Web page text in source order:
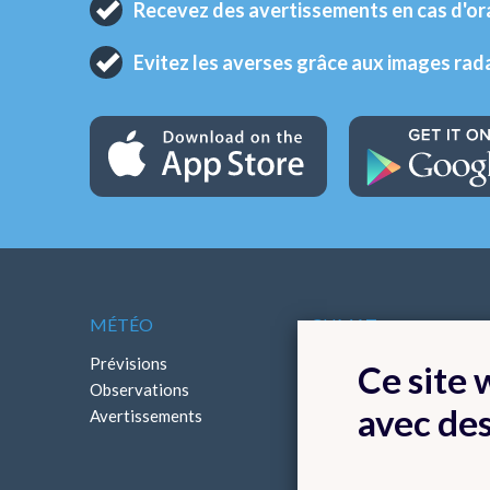
Recevez des avertissements en cas
Evitez les averses grâce aux images
MÉTÉO
Prévisions
Observations
Avertissements
CLIMAT
Bilans climatologiques
Ce site
avec